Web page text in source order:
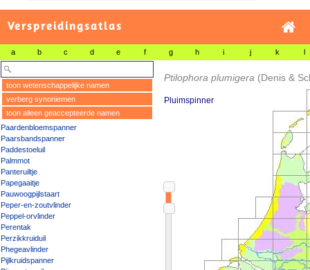
Verspreidingsatlas
a b c d e f g h i j k l
toon wetenschappelijke namen
verberg synoniemen
toon alleen geaccepteerde namen
Paardenbloemspanner
Paarsbandspanner
Paddestoeluil
Palmmot
Panteruiltje
Papegaaitje
Pauwoogpijlstaart
Peper-en-zoutvlinder
Peppel-orvlinder
Perentak
Perzikkruiduil
Phegeavlinder
Pijlkruidspanner
Ptilophora plumigera (Denis &
Pluimspinner